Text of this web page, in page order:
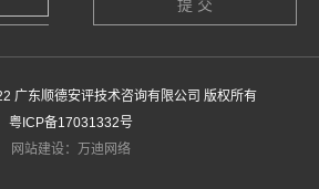
广东顺德安评技术咨询有限公司 版权所有
粤ICP备17031332号
网站建设：万迪网络